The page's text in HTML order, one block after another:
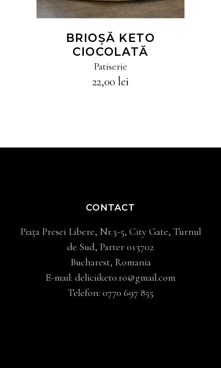
BRIOȘĂ KETO
CIOCOLATĂ
Patiserie
22,00 lei
CONTACT
Piața Presei Libere, Nr.3-5, City Gate, Turnul
de Sud, Parter 013702
Bucharest, Romania
E-mail: deliciiketo.ro@gmail.com
Telefon: 0770 697 855